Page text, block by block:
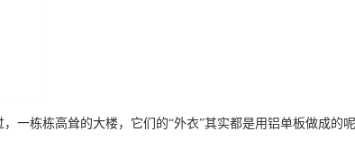
一栋栋高耸的大楼，它们的“外衣”其实都是用铝单板做成的